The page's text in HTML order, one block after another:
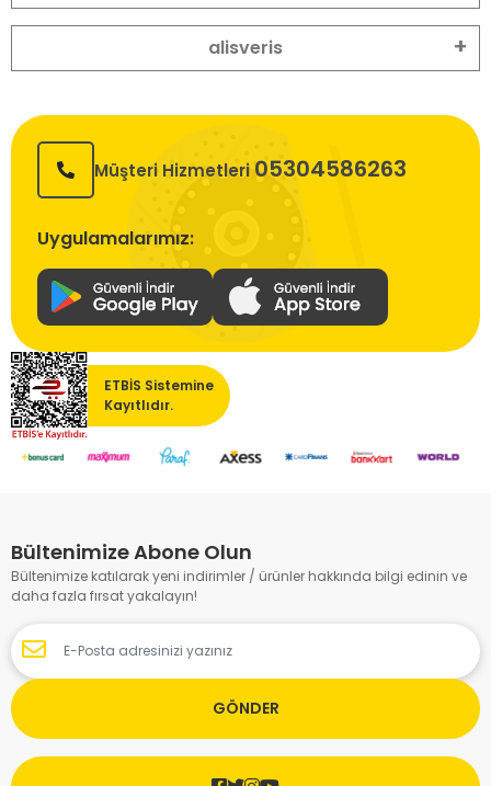
alisveris
Müşteri Hizmetleri 05304586263
Uygulamalarımız:
ETBİS Sistemine
Kayıtlıdır.
Bültenimize Abone Olun
Bültenimize katılarak yeni indirimler / ürünler hakkında bilgi edinin ve
daha fazla fırsat yakalayın!
GÖNDER